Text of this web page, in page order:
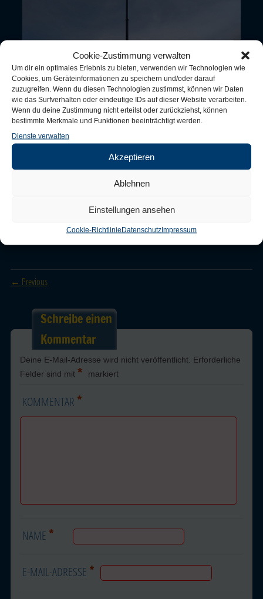
Cookie-Zustimmung verwalten
Um dir ein optimales Erlebnis zu bieten, verwenden wir Technologien wie
Cookies, um Geräteinformationen zu speichern und/oder darauf
zuzugreifen. Wenn du diesen Technologien zustimmst, können wir Daten
wie das Surfverhalten oder eindeutige IDs auf dieser Website verarbeiten.
Wenn du deine Zustimmung nicht erteilst oder zurückziehst, können
bestimmte Merkmale und Funktionen beeinträchtigt werden.
Dienste verwalten
Akzeptieren
Ablehnen
Einstellungen ansehen
Cookie-RichtlinieDatenschutzImpressum
← Previous
Schreibe einen
Kommentar
Deine E-Mail-Adresse wird nicht veröffentlicht. Erforderliche
Felder sind mit * markiert
KOMMENTAR *
NAME *
E-MAIL-ADRESSE *